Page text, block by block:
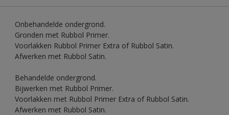
Onbehandelde ondergrond.
Gronden met Rubbol Primer.
Voorlakken Rubbol Primer Extra of Rubbol Satin.
Afwerken met Rubbol Satin.
Behandelde ondergrond.
Bijwerken met Rubbol Primer.
Voorlakken met Rubbol Primer Extra of Rubbol Satin.
Afwerken met Rubbol Satin.